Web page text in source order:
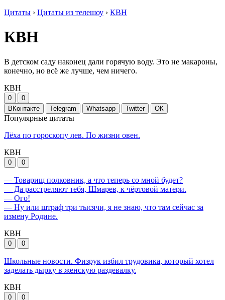
Цитаты › Цитаты из телешоу › КВН
КВН
В детском саду наконец дали горячую воду. Это не макароны,
конечно, но всё же лучше, чем ничего.
КВН
0
0
ВКонтакте
Telegram Whatsapp Twitter ОК
Популярные цитаты
Лёха по гороскопу лев. По жизни овен.
КВН
0 0
— Товарищ полковник, а что теперь со мной будет?
— Да расстреляют тебя, Шмарев, к чёртовой матери.
— Ого!
— Ну или штраф три тысячи, я не знаю, что там сейчас за
измену Родине.
КВН
0 0
Школьные новости. Физрук избил трудовика, который хотел
заделать дырку в женскую раздевалку.
КВН
0 0